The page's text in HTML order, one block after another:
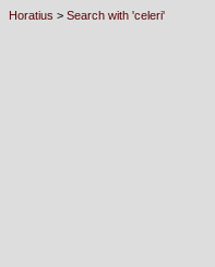
Horatius > Search with 'celeri'